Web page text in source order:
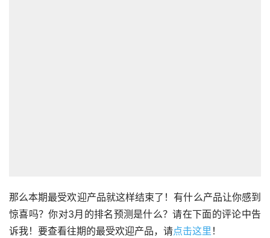
那么本期最受欢迎产品就这样结束了！有什么产品让你感到
惊喜吗？你对3月的排名预测是什么？请在下面的评论中告
诉我！要查看往期的最受欢迎产品，请点击这里 ！